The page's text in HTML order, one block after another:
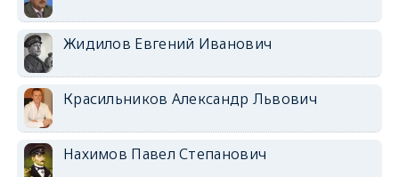
Жидилов Евгений Иванович
Красильников Александр Львович
Нахимов Павел Степанович